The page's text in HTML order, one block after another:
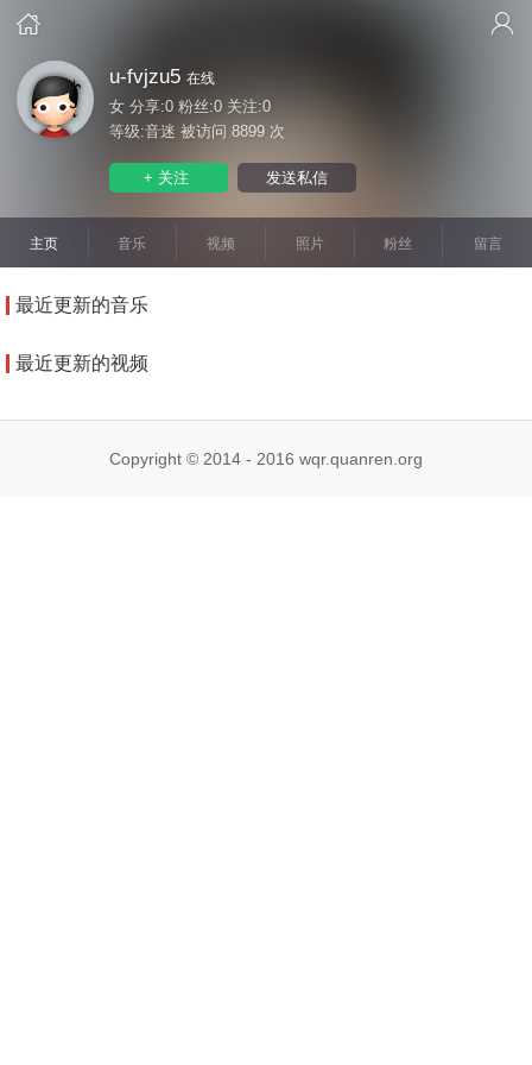
 
u-fvjzu5 在线
女 分享:0 粉丝:0 关注:0
等级:音迷 被访问 8899 次
+ 关注 发送私信
主页 音乐 视频 照片 粉丝 留言
最近更新的音乐
最近更新的视频
Copyright © 2014 - 2016 wqr.quanren.org